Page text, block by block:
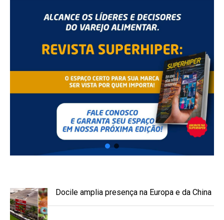
Docile amplia presença na Europa e da China